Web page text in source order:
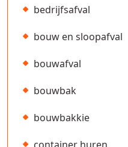
bedrijfsafval
bouw en sloopafval
bouwafval
bouwbak
bouwbakkie